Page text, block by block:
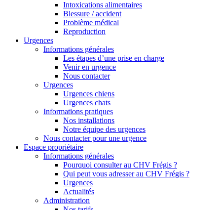
Intoxications alimentaires
Blessure / accident
Problème médical
Reproduction
Urgences
Informations générales
Les étapes d’une prise en charge
Venir en urgence
Nous contacter
Urgences
Urgences chiens
Urgences chats
Informations pratiques
Nos installations
Notre équipe des urgences
Nous contacter pour une urgence
Espace propriétaire
Informations générales
Pourquoi consulter au CHV Frégis ?
Qui peut vous adresser au CHV Frégis ?
Urgences
Actualités
Administration